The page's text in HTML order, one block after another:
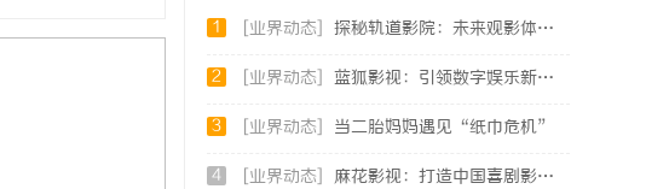
1 [业界动态] 探秘轨道影院：未来观影体验的创新之路
2 [业界动态] 蓝狐影视：引领数字娱乐新时代的先锋力量
3 [业界动态] 当二胎妈妈遇见“纸巾危机”
4 [业界动态] 麻花影视：打造中国喜剧影视新高地的创新典范